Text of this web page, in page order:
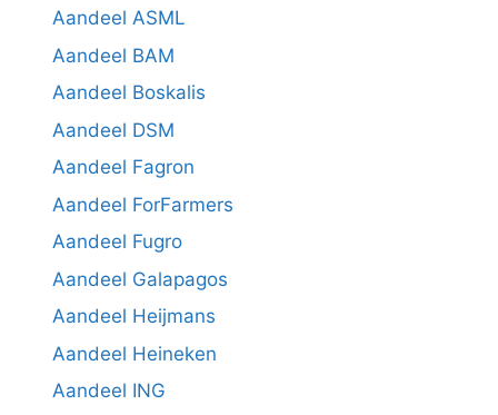
Aandeel ASML
Aandeel BAM
Aandeel Boskalis
Aandeel DSM
Aandeel Fagron
Aandeel ForFarmers
Aandeel Fugro
Aandeel Galapagos
Aandeel Heijmans
Aandeel Heineken
Aandeel ING